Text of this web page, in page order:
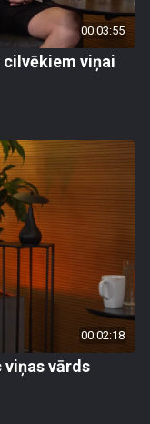
00:03:55
viņai
00:02:18
viņas vārds